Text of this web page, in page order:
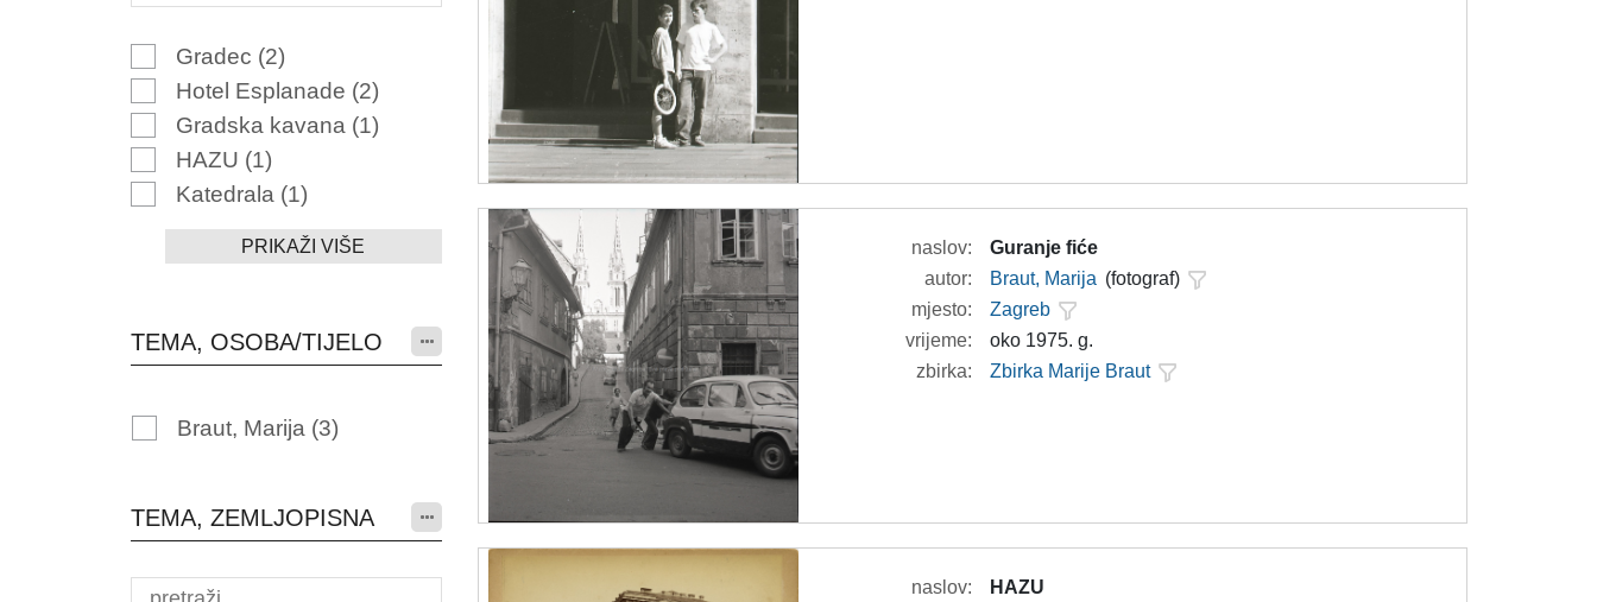
Gradec (2)
Hotel Esplanade (2)
Gradska kavana (1)
HAZU (1)
Katedrala (1)
PRIKAŽI VIŠE
TEMA, OSOBA/TIJELO
Braut, Marija (3)
TEMA, ZEMLJOPISNA
naslov:
Guranje fiće
autor:
Braut, Marija (fotograf)
mjesto:
Zagreb
vrijeme:
oko 1975. g.
zbirka:
Zbirka Marije Braut
naslov:
HAZU